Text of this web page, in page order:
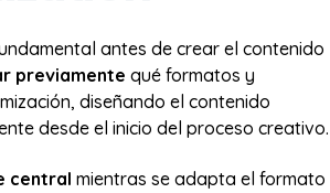
antes de crear el contenido
previamente qué formatos y
diseñando el contenido
desde el inicio del proceso creativo.
central mientras se adapta el formato